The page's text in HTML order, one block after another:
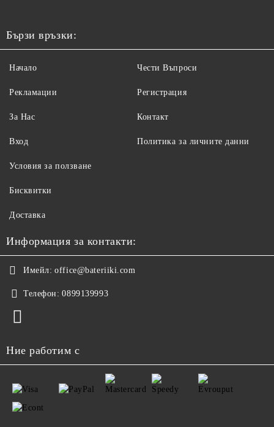
Бързи връзки:
Начало
Рекламации
За Нас
Вход
Чести Въпроси
Регистрация
Контакт
Политика за личните данни
Условия за ползване
Бисквитки
Доставка
Информация за контакти:
Имейл: office@bateriiki.com
Телефон: 0899139993
Ние работим с